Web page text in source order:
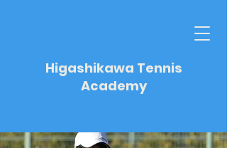
Higashikawa Tennis
Academy